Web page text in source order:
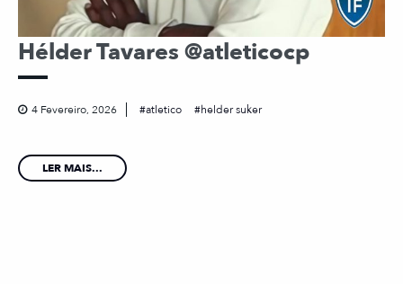
Hélder Tavares @atleticocp
4 Fevereiro, 2026 atletico helder suker
LER MAIS...